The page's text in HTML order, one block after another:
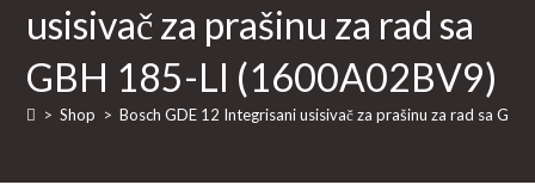
usisivač za prašinu za rad sa
GBH 185-LI (1600A02BV9)
> Shop > Bosch GDE 12 Integrisani usisivač za prašinu za rad sa